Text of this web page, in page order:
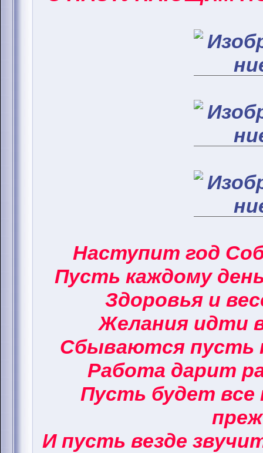
Наступит год
Пусть каждому
Здоровья и
Желания идти
Сбываются пусть
Работа дарит
Пусть будет все
И пусть везде